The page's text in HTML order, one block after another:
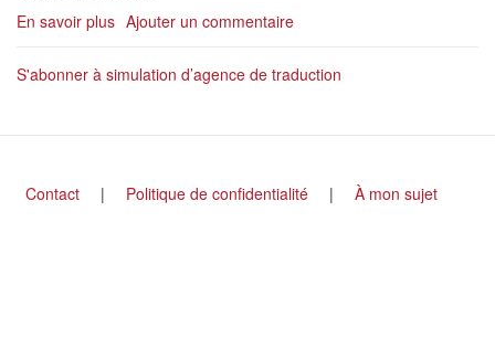
En savoir plus sur
en
traduction
l’ULB
Ajouter un commentaire
S'abonner à simulation d’agence de traduction
Footer
Contact Politique de confidentialité À mon sujet